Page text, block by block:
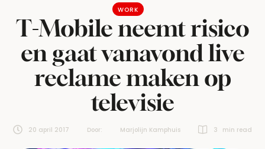
WORK
T-Mobile neemt risico
en gaat vanavond live
reclame maken op
televisie
20 april 2017 Door: Marjolijn Kamphuis 3 min read